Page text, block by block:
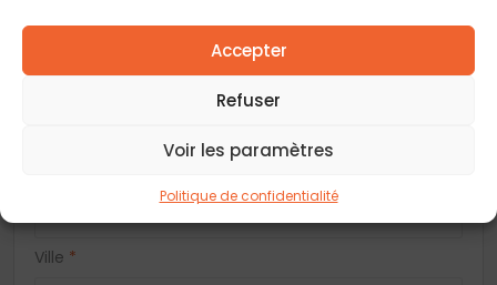
Accepter
Refuser
Voir les paramètres
Politique de confidentialité
E-mail*
Ville *